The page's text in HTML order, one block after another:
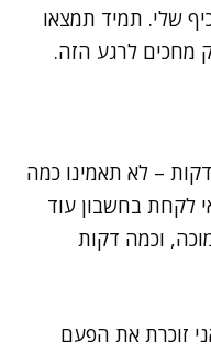
שלי. תמיד תמצאו
מחכים לרגע הזה.
את רוב העבודה תסיימו בתוך 35 דקות – לא תאמינו כמה
לקחת בחשבון עוד
וכמה דקות
זוכרת את הפעם